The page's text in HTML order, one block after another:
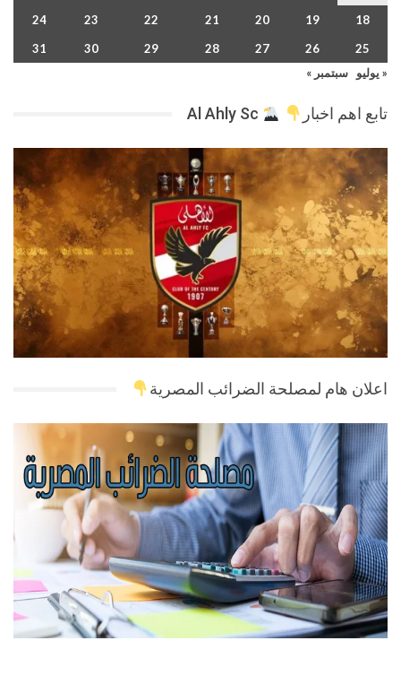
18
19
20
21
22
23
24
25
26
27
28
29
30
31
« يوليو
سبتمبر »
تابع اهم اخبار
اعلان هام لمصلحة الضرائب المصرية